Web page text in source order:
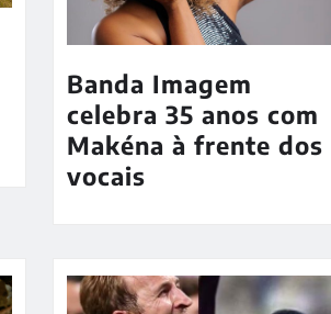
Banda Imagem
celebra 35 anos com
Makéna à frente dos
vocais